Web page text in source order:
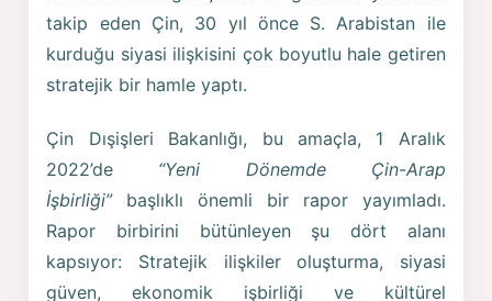
takip eden Çin, 30 yıl önce S. Arabistan ile
kurduğu siyasi ilişkisini çok boyutlu hale getiren
stratejik bir hamle yaptı.
Çin Dışişleri Bakanlığı, bu amaçla, 1 Aralık
2022’de “Yeni Dönemde Çin-Arap
İşbirliği”başlıklı önemli bir rapor yayımladı.
Rapor birbirini bütünleyen şu dört alanı
kapsıyor: Stratejik ilişkiler oluşturma, siyasi
güven, ekonomik işbirliği ve kültürel